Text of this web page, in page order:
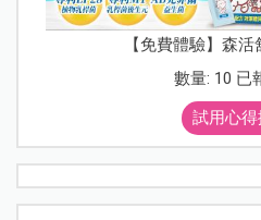
【免費體驗】森
數量: 10 已
試用心得